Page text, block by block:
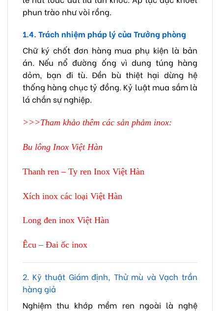
phun trào như vòi rồng.
1.4. Trách nhiệm pháp lý của Trưởng phòng
Chữ ký chốt đơn hàng mua phụ kiện là bản
án. Nếu nổ đường ống vì dung túng hàng
dỏm, bạn đi tù. Đền bù thiệt hại dừng hệ
thống hàng chục tỷ đồng. Kỷ luật mua sắm là
lá chắn sự nghiệp.
>>>Tham khảo thêm các sản phảm inox:
Bu lông Inox Việt Hàn
Thanh ren – Ty ren Inox Việt Hàn
Xích inox các loại Việt Hàn
Long đen inox Việt Hàn
Êcu – Đai ốc inox
2. Kỹ thuật Giám định, Thử mù và Vạch trần
hàng giả
Nghiệm thu khớp mềm ren ngoài là nghệ